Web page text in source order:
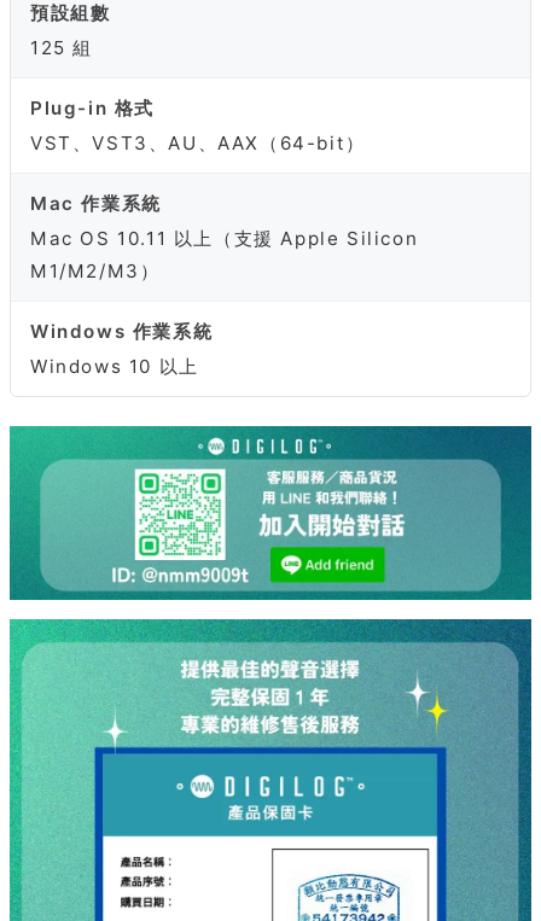
預設組數
125 組
Plug-in 格式
VST、VST3、AU、AAX（64-bit）
Mac 作業系統
Mac OS 10.11 以上（支援 Apple Silicon
M1/M2/M3）
Windows 作業系統
Windows 10 以上